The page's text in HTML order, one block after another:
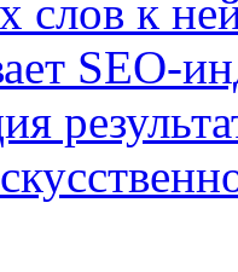
слов к
SEO-